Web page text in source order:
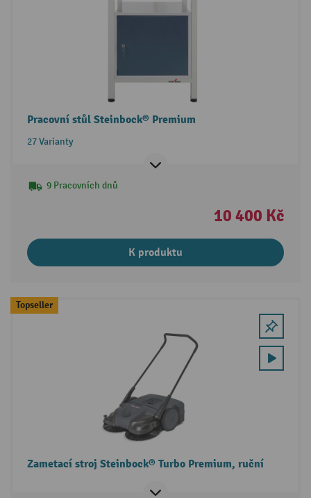
Pracovní stůl Steinbock® Premium
27 Varianty
9 Pracovních dnů
10 400 Kč
K produktu
Topseller
Zametací stroj Steinbock® Turbo Premium, ruční